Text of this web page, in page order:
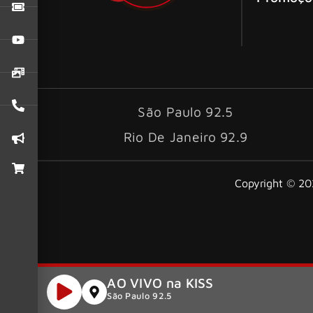
São Paulo 92.5
Rio De Janeiro 92.9
Copyright ©
AO VIVO na KISS
São Paulo 92.5